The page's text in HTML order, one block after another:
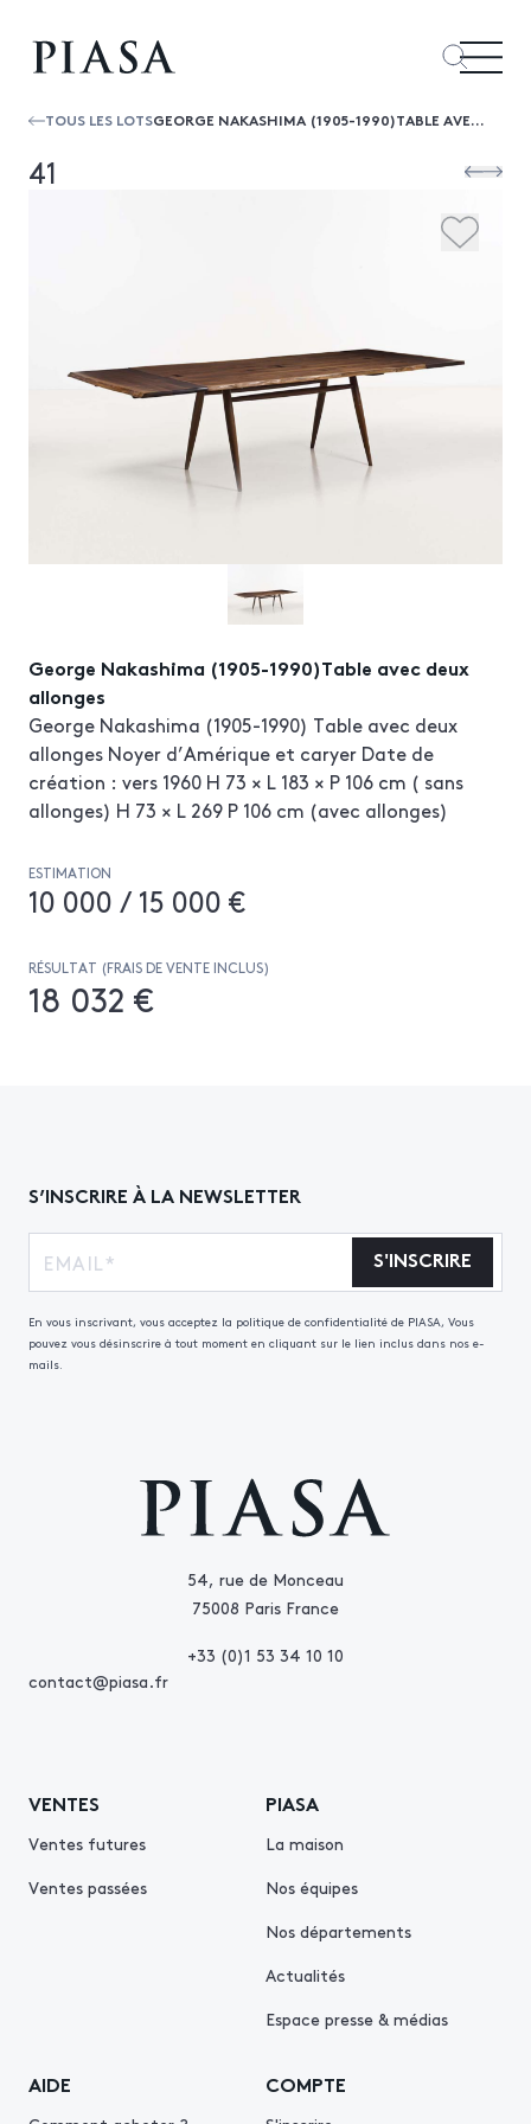
TOUS LES LOTS GEORGE NAKASHIMA (1905-1990)TABLE AVEC DEUX ALLONGES
41
George Nakashima (1905-1990)Table avec deux
allonges
George Nakashima (1905-1990) Table avec deux
allonges Noyer d’Amérique et caryer Date de
création : vers 1960 H 73 × L 183 × P 106 cm ( sans
allonges) H 73 × L 269 P 106 cm (avec allonges)
ESTIMATION
10 000 / 15 000 €
RÉSULTAT (FRAIS DE VENTE INCLUS)
18 032 €
54, rue de Monceau
75008 Paris France
+33 (0)1 53 34 10 10
contact@piasa.fr
VENTES
Ventes futures
Ventes passées
PIASA
La maison
Nos équipes
Nos départements
Actualités
Espace presse & médias
AIDE COMPTE
S’INSCRIRE À LA NEWSLETTER
S'INSCRIRE
En vous inscrivant, vous acceptez la politique de confidentialité de PIASA, Vous
pouvez vous désinscrire à tout moment en cliquant sur le lien inclus dans nos e-
mails.